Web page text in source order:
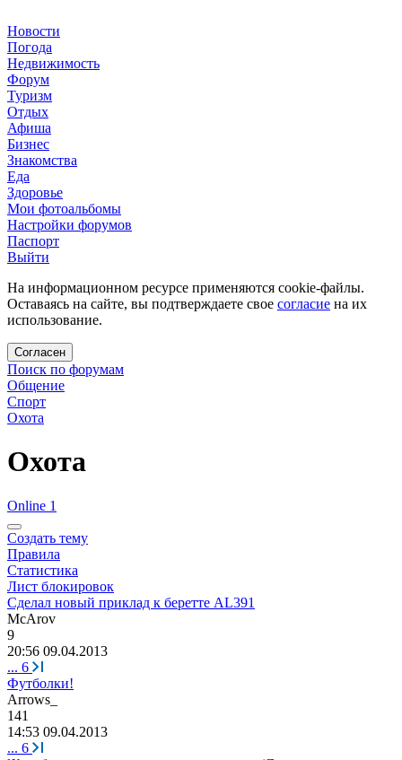
Новости
Погода
Недвижимость
Форум
Туризм
Отдых
Афиша
Бизнес
Знакомства
Еда
Здоровье
Мои фотоальбомы
Настройки форумов
Паспорт
Выйти
На информационном ресурсе применяются cookie-файлы.
Оставаясь на сайте, вы подтверждаете свое согласие на их
использование.
Согласен
Поиск по форумам
Общение
Спорт
Охота
Охота
Online 1
Создать тему
Правила
Статистика
Лист блокировок
Сделал новый приклад к беретте AL391
McArov
9
20:56 09.04.2013
... 6
Футболки!
Arrows_
141
14:53 09.04.2013
... 6